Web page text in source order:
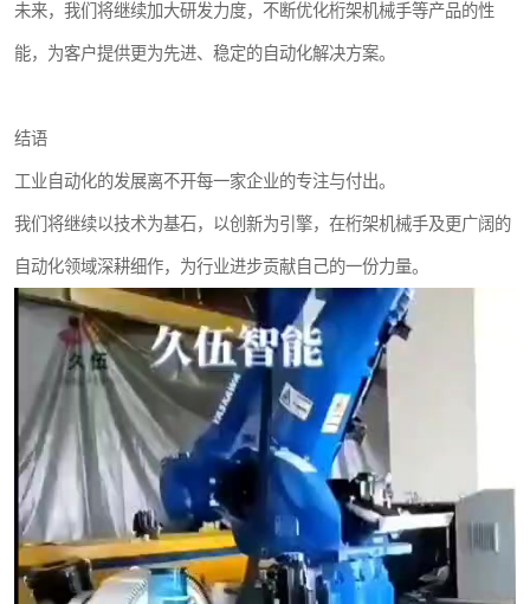
未来，我们将继续加大研发力度，不断优化桁架机械手等产品的性
能，为客户提供更为先进、稳定的自动化解决方案。
结语
工业自动化的发展离不开每一家企业的专注与付出。
我们将继续以技术为基石，以创新为引擎，在桁架机械手及更广阔的
自动化领域深耕细作，为行业进步贡献自己的一份力量。